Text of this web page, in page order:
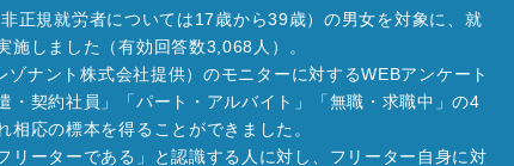
正規就労者については17歳から39歳）の男女を対象に、就
施しました（有効回答数3,068人）。
ナント株式会社提供）のモニターに対するWEBアンケート
・契約社員」「パート・アルバイト」「無職・求職中」の4
応の標本を得ることができました。
リーターである」と認識する人に対し、フリーター自身に対